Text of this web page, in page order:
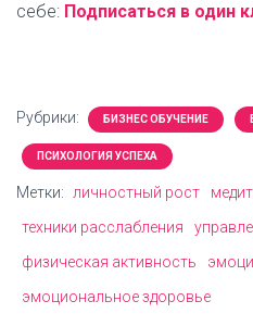
себе: Подписаться в один
Рубрики: БИЗНЕС ОБУЧЕНИЕ
ПСИХОЛОГИЯ УСПЕХА
Метки: личностный рост
техники расслабления
физическая активность
эмоциональное здоровье